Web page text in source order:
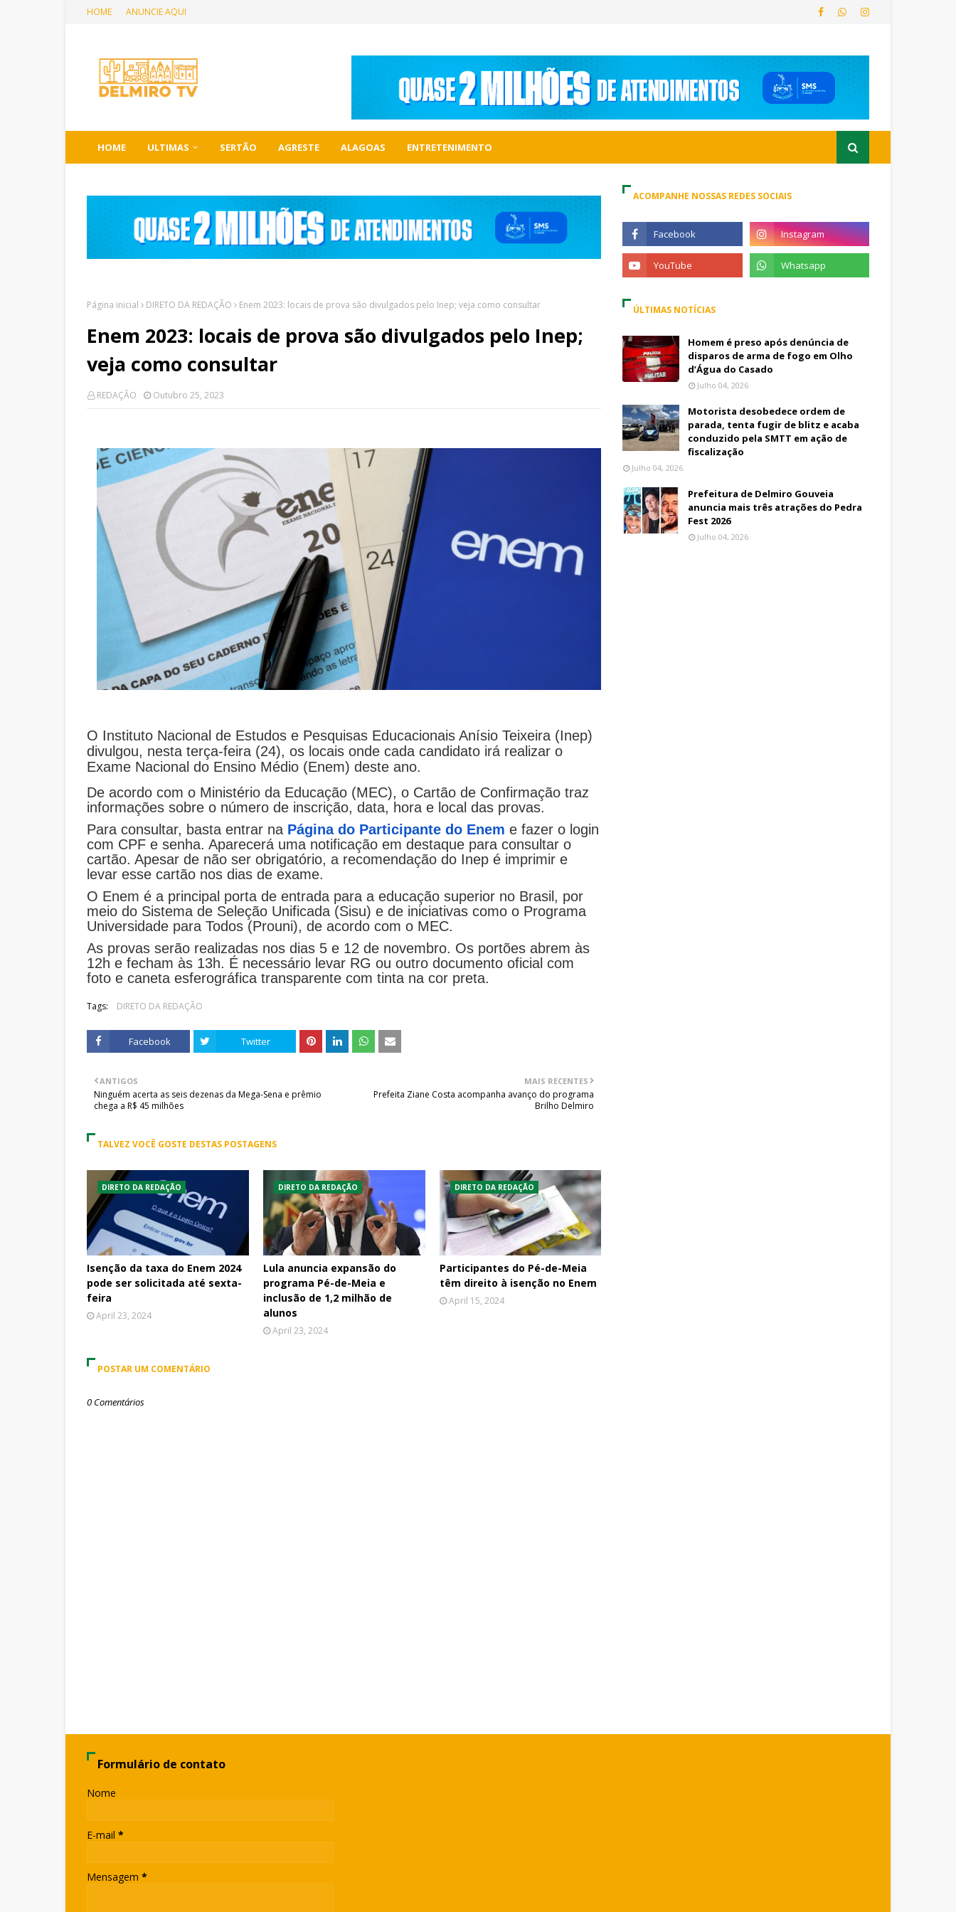
HOME ANUNCIE AQUI
HOME ULTIMAS SERTÃO AGRESTE ALAGOAS ENTRETENIMENTO
Página inicial DIRETO DA REDAÇÃO Enem 2023: locais de prova são divulgados pelo Inep; veja como consultar
Enem 2023: locais de prova são divulgados pelo Inep;
veja como consultar
REDAÇÃO Outubro 25, 2023
O Instituto Nacional de Estudos e Pesquisas Educacionais Anísio Teixeira (Inep)
divulgou, nesta terça-feira (24), os locais onde cada candidato irá realizar o
Exame Nacional do Ensino Médio (Enem) deste ano.
De acordo com o Ministério da Educação (MEC), o Cartão de Confirmação traz
informações sobre o número de inscrição, data, hora e local das provas.
Para consultar, basta entrar na Página do Participante do Enem e fazer o login
com CPF e senha. Aparecerá uma notificação em destaque para consultar o
cartão. Apesar de não ser obrigatório, a recomendação do Inep é imprimir e
levar esse cartão nos dias de exame.
O Enem é a principal porta de entrada para a educação superior no Brasil, por
meio do Sistema de Seleção Unificada (Sisu) e de iniciativas como o Programa
Universidade para Todos (Prouni), de acordo com o MEC.
As provas serão realizadas nos dias 5 e 12 de novembro. Os portões abrem às
12h e fecham às 13h. É necessário levar RG ou outro documento oficial com
foto e caneta esferográfica transparente com tinta na cor preta.
Tags: DIRETO DA REDAÇÃO
Facebook Twitter
MAIS RECENTES
Prefeita Ziane Costa acompanha avanço do programa
Brilho Delmiro
ANTIGOS
Ninguém acerta as seis dezenas da Mega-Sena e prêmio
chega a R$ 45 milhões
TALVEZ VOCÊ GOSTE DESTAS POSTAGENS
DIRETO DA REDAÇÃO
Isenção da taxa do Enem 2024
pode ser solicitada até sexta-
feira
April 23, 2024
DIRETO DA REDAÇÃO
Lula anuncia expansão do
programa Pé-de-Meia e
inclusão de 1,2 milhão de
alunos
April 23, 2024
DIRETO DA REDAÇÃO
Participantes do Pé-de-Meia
têm direito à isenção no Enem
April 15, 2024
POSTAR UM COMENTÁRIO
0 Comentários
ACOMPANHE NOSSAS REDES SOCIAIS
ÚLTIMAS NOTÍCIAS
Homem é preso após denúncia de
disparos de arma de fogo em Olho
d’Água do Casado
Julho 04, 2026
Motorista desobedece ordem de
parada, tenta fugir de blitz e acaba
conduzido pela SMTT em ação de
fiscalização
Julho 04, 2026
Prefeitura de Delmiro Gouveia
anuncia mais três atrações do Pedra
Fest 2026
Julho 04, 2026
Formulário de contato
Nome
E-mail *
Mensagem *